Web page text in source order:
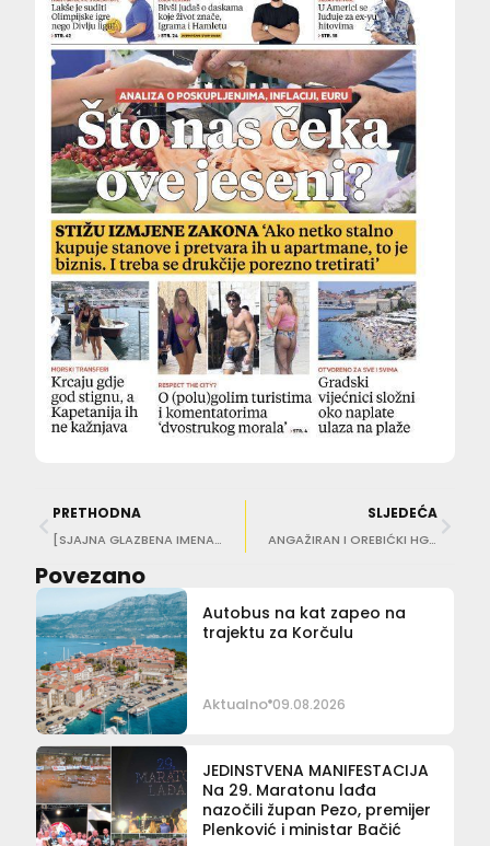
PRETHODNA
[SJAJNA GLAZBENA IMENA STIŽU U GRAD] Jubilarno izdanje festivala Dubrovnik u pozno ljeto
SLJEDEĆA
ANGAŽIRAN I OREBIĆKI HGSS Svjetioničar spasio obitelj turista nestalu kod Lastova
Povezano
Autobus na kat zapeo na
trajektu za Korčulu
Aktualno 09.08.2026
JEDINSTVENA MANIFESTACIJA
Na 29. Maratonu lađa
nazočili župan Pezo, premijer
Plenković i ministar Bačić